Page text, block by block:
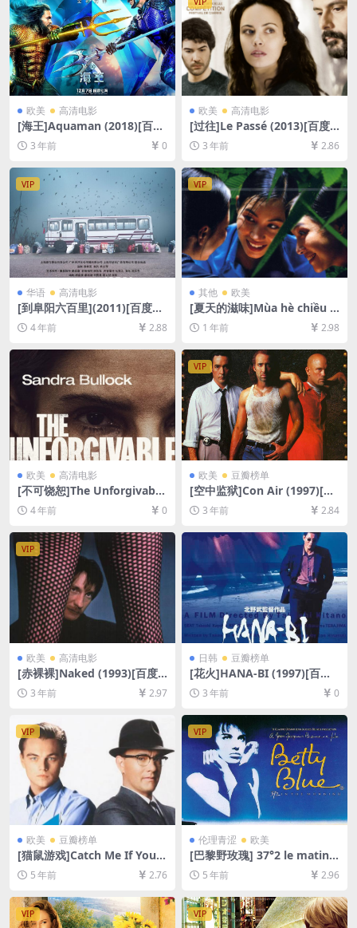
欧美 高清电影
[海王]Aquaman (2018)[百度
网盘+夸克网盘1080P超清未
删减资源][网盘在线播放/下
3 年前 0
欧美 高清电影
[过往]Le Passé (2013)[百度
网盘+夸克网盘1080P超清未
删减资源][网盘在线播放/下
3 年前 2.86
VIP
华语 高清电影
[到阜阳六百里](2011)[百度网
盘+迅雷云盘资源1080P超清
未删减][TS/3.7GB][中文字幕]
4 年前 2.88
VIP
其他 欧美
[夏天的滋味]Mùa hè chiều t
hẳng đứng (2000)[百度网盘
+夸克网盘1080P超清未删减
资源][网盘在线播放/下载][MP
4/7GB][中英字幕]
1 年前 2.98
欧美 高清电影
[不可饶恕]The Unforgivable
(2021)[百度网盘+迅雷云盘资
源1080P超清未删减][MP4/6.
4GB][中英字幕]
4 年前 0
VIP
欧美 豆瓣榜单
[空中监狱]Con Air (1997)[百
度网盘+夸克网盘1080P超清
未删减资源][网盘在线播放/下
载][MP4/7.5GB][中英字幕]
3 年前 2.84
VIP
欧美 高清电影
[赤裸裸]Naked (1993)[百度
网盘+夸克网盘1080P超清未
删减资源][网盘在线播放/下
3 年前 2.97
日韩 豆瓣榜单
[花火]HANA-BI (1997)[百度
网盘+夸克网盘1080P超清未
删减资源][网盘在线播放/下
3 年前 0
VIP
欧美 豆瓣榜单
[猫鼠游戏]Catch Me If You C
an (2002)[百度网盘+迅雷云盘
资源1080P超清未删减][MP4/
9.1GB][中英字幕]
5 年前 2.76
VIP
伦理青涩 欧美
[巴黎野玫瑰] 37°2 le matin
(1986)导演剪辑版185min[百
度网盘+迅雷云盘资源1080P
超清未删减][MP4/11GB][中
文字幕]【视频文件+防和谐压
缩包（含解压密码）】
5 年前 2.96
VIP VIP